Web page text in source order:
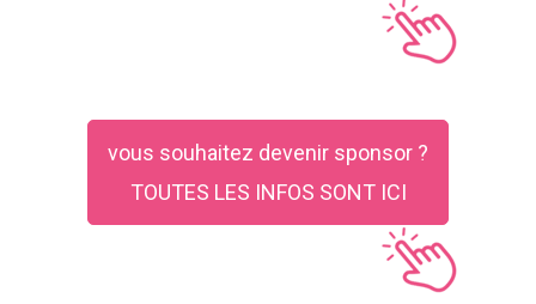
vous souhaitez devenir sponsor ?
TOUTES LES INFOS SONT ICI